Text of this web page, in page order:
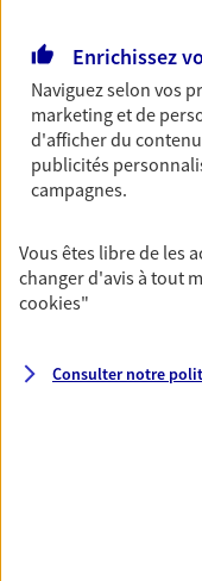
Préparez
votre vie avec
notre solution
spécialement
Couvrez vos
votre famille
vous ressemble.
Enrichissez
Naviguez selon vos
marketing et de
d'afficher du
publicités
campagnes.
Vous êtes libre de les
changer d'avis à tout
cookies"
Consulter notre